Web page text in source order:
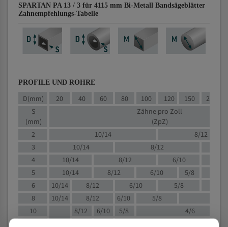
SPARTAN PA 13 / 3 für 4115 mm Bi-Metall Bandsägeblätter
Zahnempfehlungs-Tabelle
PROFILE UND ROHRE
D(mm) 20 40 60 80 100 120 150 200
S
(mm)
Zähne pro Zoll
(ZpZ)
2
10/14
8/12
3
10/14 8/12
4
10/14 8/12 6/10
5
10/14 8/12 6/10
5/8
6
10/14 8/12 6/10
5/8
8
10/14 8/12 6/10 5/8
10
8/12 6/10 5/8
4/6